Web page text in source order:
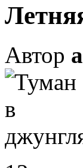
Автор